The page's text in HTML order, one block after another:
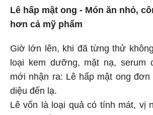
Lê hấp mật ong - Món ăn nhỏ,
hơn cả mỹ phẩm
Giờ lớn lên, khi đã từng thử
loại kem dưỡng, mặt nạ, serum
mới nhận ra: Lê hấp mật ong đơn
diệu đến lạ.
Lê vốn là loại quả có tính mát, vị